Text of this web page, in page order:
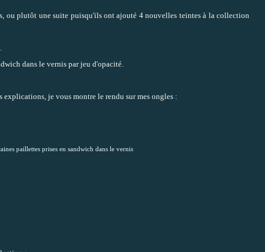
ou plutôt une suite puisqu'ils ont ajouté 4 nouvelles teintes à la collection
dans le vernis par jeu d'opacité.
je vous montre le rendu sur mes ongles :
paillettes prises en sandwich dans le vernis